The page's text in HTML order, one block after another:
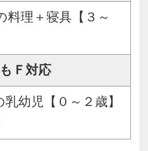
料理＋寝具【３～
Ｆ対応
幼児【０～２歳】